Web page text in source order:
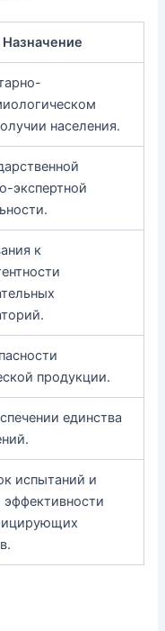
Назначение
населения.
экспертной
к
продукции.
единства
испытаний и
эффективности